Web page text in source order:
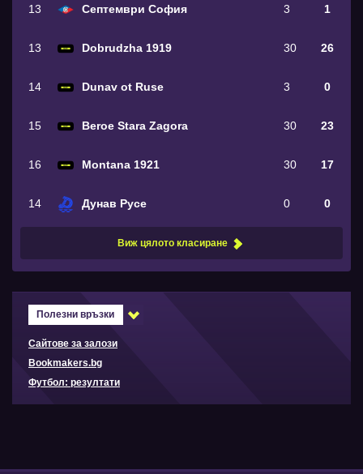
13 Септември София 3 1
13 Dobrudzha 1919 30 26
14 Dunav ot Ruse 3 0
15 Beroe Stara Zagora 30 23
16 Montana 1921 30 17
14 Дунав Русе 0 0
Виж цялото класиране
Полезни връзки
Сайтове за залози
Bookmakers.bg
Футбол: резултати